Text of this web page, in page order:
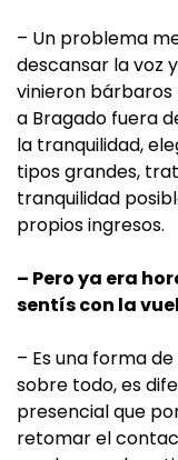
– Un problema
descansar la voz
vinieron
a Bragado fuera
la tranquilidad,
tipos grandes,
tranquilidad
propios ingresos.
– Pero ya era
sentís con la
– Es una forma
sobre todo, es
presencial que
retomar el